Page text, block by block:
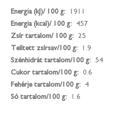
Energia (kJ)/ 100 g:
1911
Energia (kcal)/ 100 g:
457
Zsír tartalom/ 100 g:
25
Telített zsírsav/100 g:
1.9
Szénhidrát tartalom/100 g:
54
Cukor tartalom/100 g:
0.6
Fehérje tartalom/100 g:
4
Só tartalom/100 g:
1.6